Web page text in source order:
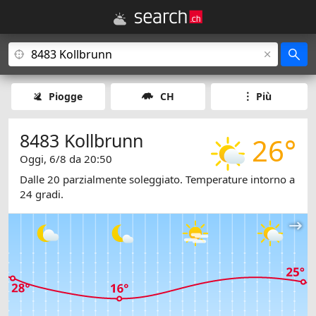
Piogge CH Più
26°
8483 Kollbrunn
Oggi, 6/8 da 20:50
Dalle 20 parzialmente soleggiato. Temperature intorno a
24 gradi.